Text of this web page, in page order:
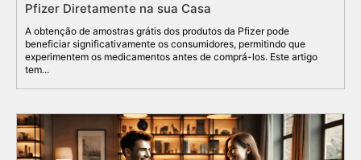
Pfizer Diretamente na sua Casa
A obtenção de amostras grátis dos produtos da Pfizer pode
beneficiar significativamente os consumidores, permitindo que
experimentem os medicamentos antes de comprá-los. Este artigo
tem...